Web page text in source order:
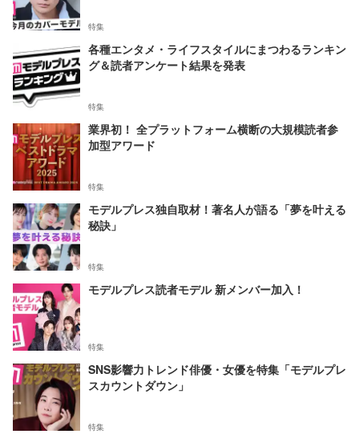
特集
各種エンタメ・ライフスタイルにまつわるランキン
グ＆読者アンケート結果を発表
特集
業界初！ 全プラットフォーム横断の大規模読者参
加型アワード
特集
モデルプレス独自取材！著名人が語る「夢を叶える
秘訣」
特集
モデルプレス読者モデル 新メンバー加入！
特集
SNS影響力トレンド俳優・女優を特集「モデルプレ
スカウントダウン」
特集